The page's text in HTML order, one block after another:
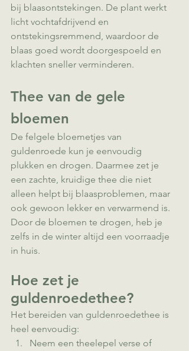
bij blaasontstekingen. De plant werkt
licht vochtafdrijvend en
ontstekingsremmend, waardoor de
blaas goed wordt doorgespoeld en
klachten sneller verminderen.
Thee van de gele
bloemen
De felgele bloemetjes van
guldenroede kun je eenvoudig
plukken en drogen. Daarmee zet je
een zachte, kruidige thee die niet
alleen helpt bij blaasproblemen, maar
ook gewoon lekker en verwarmend is.
Door de bloemen te drogen, heb je
zelfs in de winter altijd een voorraadje
in huis.
Hoe zet je
guldenroedethee?
Het bereiden van guldenroedethee is
heel eenvoudig:
Neem een theelepel verse of